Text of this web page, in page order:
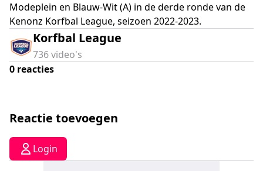
Modeplein en Blauw-Wit (A) in de derde ronde van de
Kenonz Korfbal League, seizoen 2022-2023.
Korfbal League
736video's
0 reacties
Reactie toevoegen
Login